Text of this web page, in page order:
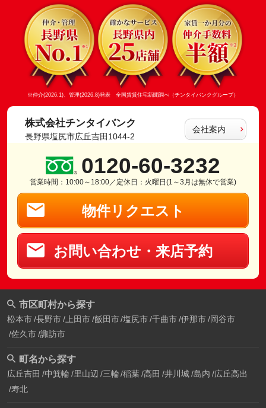
※仲介(2026.1)、管理(2026.8)発表 全国賃貸住宅新聞調べ（チンタイバンクグループ）
株式会社チンタイバンク
長野県塩尻市広丘吉田1044-2
会社案内
0120-60-3232
営業時間：10:00～18:00／定休日：火曜日(1～3月は無休で営業)
物件リクエスト
お問い合わせ・来店予約
市区町村から探す
松本市 長野市 上田市 飯田市 塩尻市 千曲市 伊那市 岡谷市
佐久市 諏訪市
町名から探す
広丘吉田 中箕輪 里山辺 三輪 稲葉 高田 井川城 島内 広丘高出
寿北